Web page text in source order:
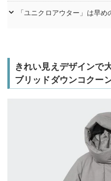
「ユニクロアウター」は早
きれい見えデザインで
ブリッドダウンコクー